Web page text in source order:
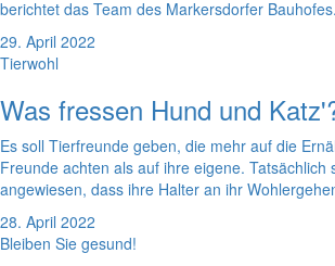
berichtet das Team des Markersdorfer Bauhofes.
29. April 2022
Tierwohl
Was fressen Hund und
Es soll Tierfreunde geben, die mehr auf die
Freunde achten als auf ihre eigene. Tatsächlich
angewiesen, dass ihre Halter an ihr
28. April 2022
Bleiben Sie gesund!